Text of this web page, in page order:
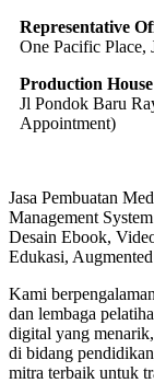
Representative
One Pacific Place,
Production House
Jl Pondok Baru
Appointment)
Jasa Pembuatan
Management
Desain Ebook,
Edukasi,
Kami
dan lembaga
digital yang
di bidang
mitra terbaik untuk